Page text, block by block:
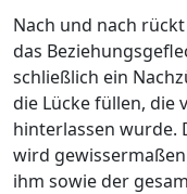
Nach und nach
das
schließlich ein
die Lücke füllen, die
hinterlassen wurde.
wird
ihm sowie der